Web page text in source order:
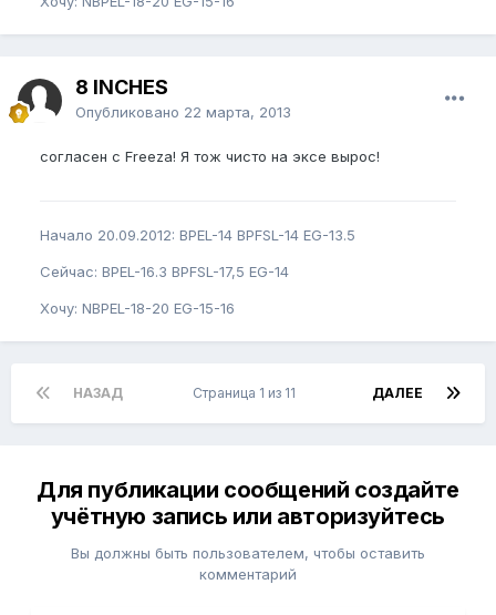
8 INCHES
Опубликовано 22 марта, 2013
согласен с Freeza! Я тож чисто на эксе вырос!
Начало 20.09.2012: BPEL-14 BPFSL-14 EG-13.5
Сейчас: BPEL-16.3 BPFSL-17,5 EG-14
Хочу: NBPEL-18-20 EG-15-16
НАЗАД ДАЛЕЕ
Страница 1 из 11
Для публикации сообщений создайте
учётную запись или авторизуйтесь
Вы должны быть пользователем, чтобы оставить
комментарий